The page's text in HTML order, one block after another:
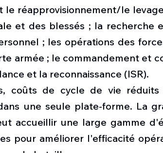
réapprovisionnement/le
et des blessés ; la recherche
; les opérations des
armée ; le commandement et
et la reconnaissance (ISR).
coûts de cycle de vie
une seule plate-forme. La
accueillir une large gamme
pour améliorer l'efficacité